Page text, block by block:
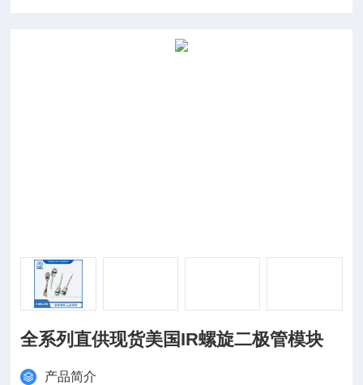
全系列直供现货美国IR螺旋二极管模块
产品简介